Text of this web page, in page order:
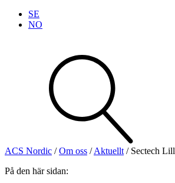
SE
NO
Se alla kategorier
Se alla produkter
Teknisk support
Offertförfrågan
ACS Nordic /Om oss /Aktuellt / Sectech
På den här sidan: